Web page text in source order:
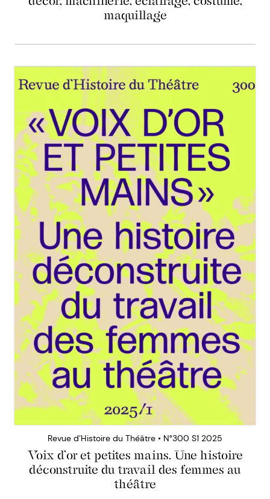
maquillage
Revue d’Histoire du Théâtre • N°300 S1 2025
Voix d’or et petites mains. Une histoire
déconstruite du travail des femmes au
théâtre